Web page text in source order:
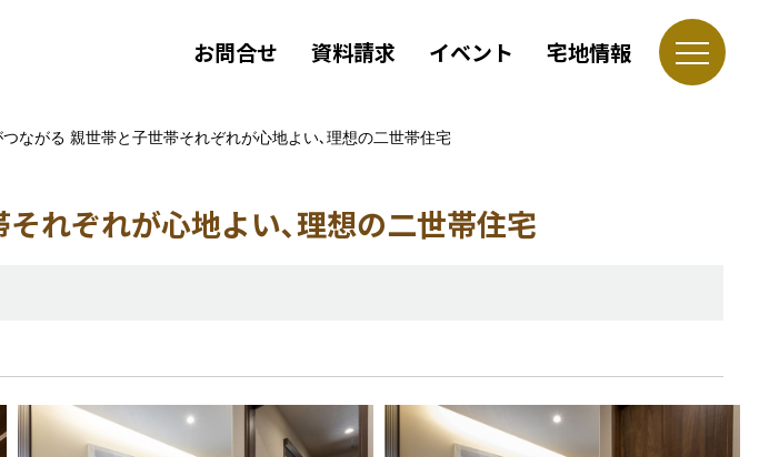
お問合せ 資料請求 イベント 宅地情報
ながる 親世帯と子世帯それぞれが心地よい､理想の二世帯住宅
れぞれが心地よい､理想の二世帯住宅